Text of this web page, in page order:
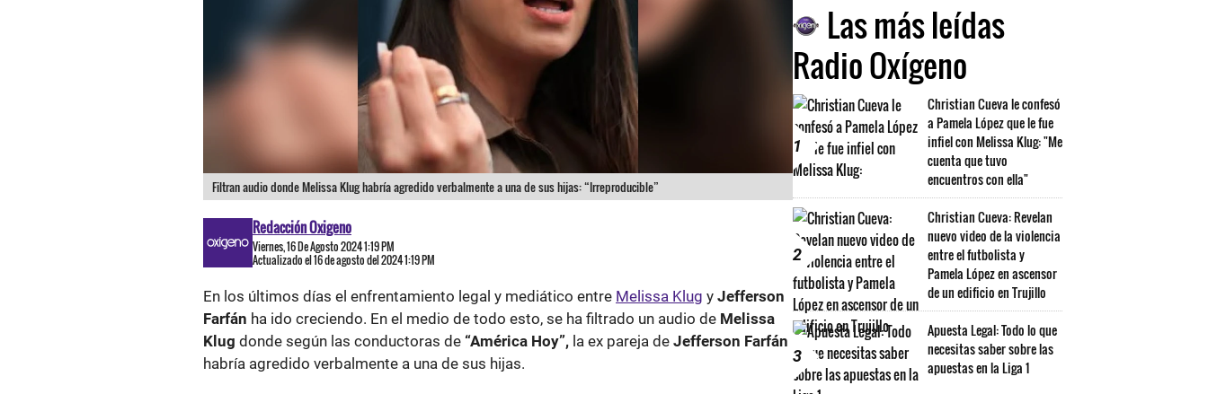
Filtran audio donde Melissa Klug habría agredido verbalmente a una de sus hijas: “Irreproducible”
Redacción Oxigeno
Viernes, 16 De Agosto 2024 1:19 PM
Actualizado el 16 de agosto del 2024 1:19 PM
En los últimos días el enfrentamiento legal y mediático entre Melissa Klug y Jefferson
Farfán ha ido creciendo. En el medio de todo esto, se ha filtrado un audio de Melissa
Klug donde según las conductoras de “América Hoy”, la ex pareja de Jefferson Farfán
habría agredido verbalmente a una de sus hijas.
Las más leídas
Radio Oxígeno
1
Christian Cueva le confesó
a Pamela López que le fue
infiel con Melissa Klug: "Me
cuenta que tuvo
encuentros con ella"
2
Christian Cueva: Revelan
nuevo video de la violencia
entre el futbolista y
Pamela López en ascensor
de un edificio en Trujillo
3
Apuesta Legal: Todo lo que
necesitas saber sobre las
apuestas en la Liga 1